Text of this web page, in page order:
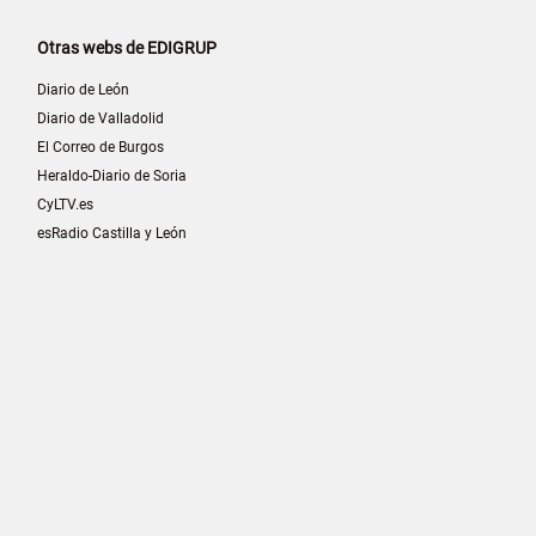
Otras webs de EDIGRUP
Diario de León
Diario de Valladolid
El Correo de Burgos
Heraldo-Diario de Soria
CyLTV.es
esRadio Castilla y León